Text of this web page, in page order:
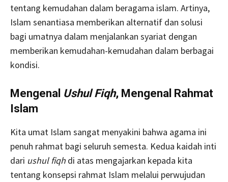
tentang kemudahan dalam beragama islam. Artinya,
Islam senantiasa memberikan alternatif dan solusi
bagi umatnya dalam menjalankan syariat dengan
memberikan kemudahan-kemudahan dalam berbagai
kondisi.
Mengenal Ushul Fiqh, Mengenal Rahmat
Islam
Kita umat Islam sangat menyakini bahwa agama ini
penuh rahmat bagi seluruh semesta. Kedua kaidah inti
dari ushul fiqh di atas mengajarkan kepada kita
tentang konsepsi rahmat Islam melalui perwujudan